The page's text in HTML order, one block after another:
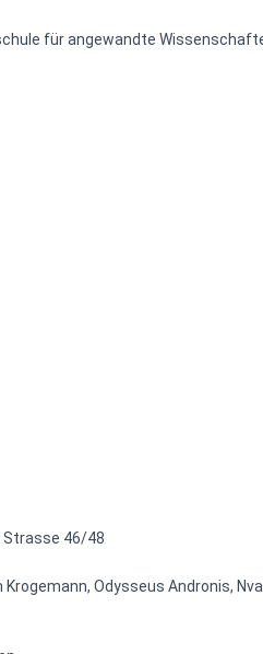
für angewandte
46/48
Odysseus Andronis,